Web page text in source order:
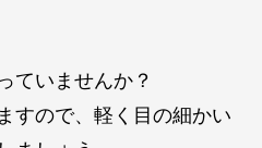
ていませんか？
すので、軽く目の細かい